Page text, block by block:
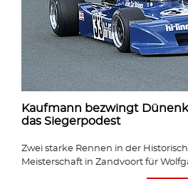
Kaufmann bezwingt
das Siegerpodest
Zwei starke Rennen in der
Meisterschaft in Zandvoort für